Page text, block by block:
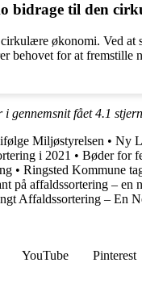
bidrage til den
økonomi. Ved at
behovet for at
gennemsnit fået4.1
Miljøstyrelsen • Ny
i 2021 • Bøder for
• Ringsted Kommune
på affaldssortering – en
Affaldssortering – En
YouTube Pinterest